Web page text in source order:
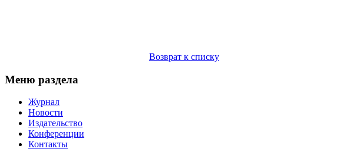
Возврат к списку
Меню раздела
Журнал
Новости
Издательство
Конференции
Контакты